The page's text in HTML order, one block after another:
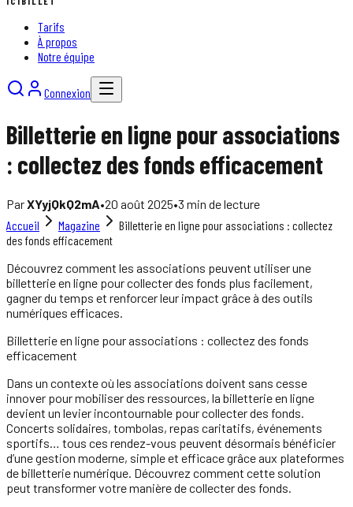
Tarifs
À propos
Notre équipe
Connexion
Billetterie en ligne pour associations
: collectez des fonds efficacement
ParXYyjQkQ2mA•20 août 2025•3 min de lecture
Accueil
Magazine
Billetterie en ligne pour associations : collectez
des fonds efficacement
Découvrez comment les associations peuvent utiliser une
billetterie en ligne pour collecter des fonds plus facilement,
gagner du temps et renforcer leur impact grâce à des outils
numériques efficaces.
Billetterie en ligne pour associations : collectez des fonds
efficacement
Dans un contexte où les associations doivent sans cesse
innover pour mobiliser des ressources, la billetterie en ligne
devient un levier incontournable pour collecter des fonds.
Concerts solidaires, tombolas, repas caritatifs, événements
sportifs… tous ces rendez-vous peuvent désormais bénéficier
d’une gestion moderne, simple et efficace grâce aux plateformes
de billetterie numérique. Découvrez comment cette solution
peut transformer votre manière de collecter des fonds.